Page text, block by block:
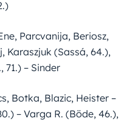
Parcvanija, Beriosz,
Karaszjuk (Sassá, 64.),
– Sinder
Botka, Blazic, Heister –
– Varga R. (Böde, 46.),